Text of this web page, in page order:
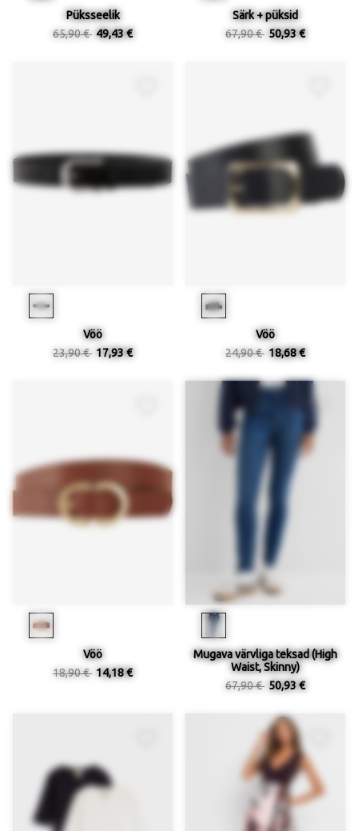
Püksseelik
65,90 € 49,43 €
Särk + püksid
67,90 € 50,93 €
Vöö
23,90 € 17,93 €
Vöö
24,90 € 18,68 €
Vöö
18,90 € 14,18 €
Mugava värvliga teksad (High
Waist, Skinny)
67,90 € 50,93 €